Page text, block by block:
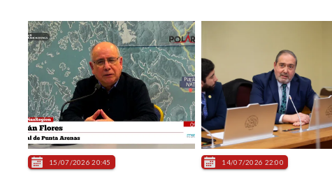
15/07/2026 20:45 14/07/2026 22:00